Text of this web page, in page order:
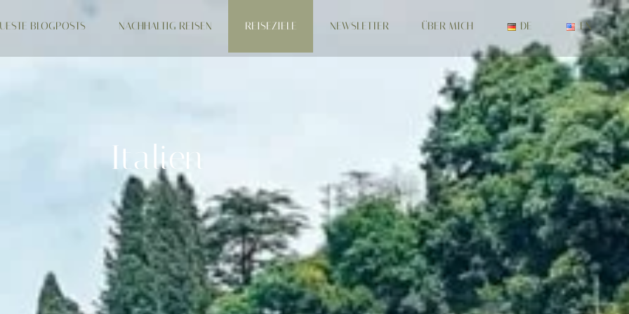
BLOGPOSTS NACHHALTIG REISEN REISEZIELE NEWSLETTER ÜBER MICH DE EN
Italien